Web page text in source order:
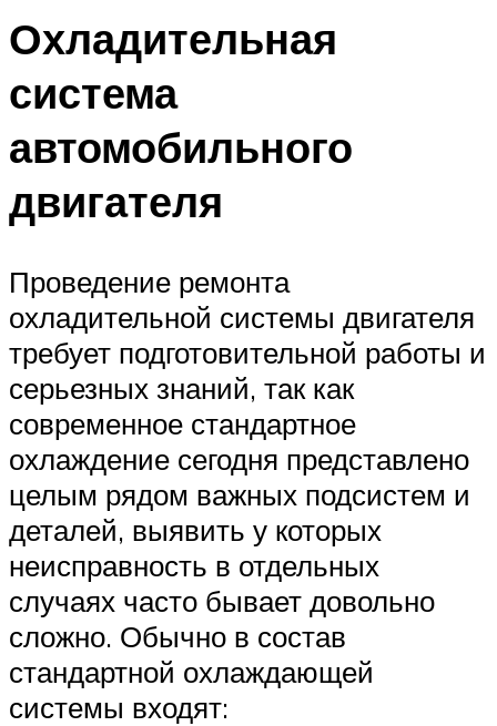
Охладительная
система
автомобильного
двигателя
Проведение ремонта
охладительной системы двигателя
требует подготовительной работы и
серьезных знаний, так как
современное стандартное
охлаждение сегодня представлено
целым рядом важных подсистем и
деталей, выявить у которых
неисправность в отдельных
случаях часто бывает довольно
сложно. Обычно в состав
стандартной охлаждающей
системы входят: